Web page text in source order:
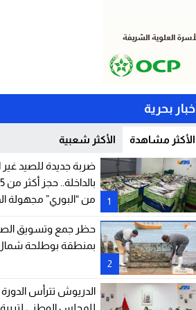
بحرية
الأكثر مشاهدة الأكثر شعبية
1
ضربة جديدة للصيد غير
من “البوري” مجهولة
2
حظر جمع وتسويق
بمنطقة بوطلحة شمال
الدريوش تترأس الدورة
للمجلس الوطني لتربية